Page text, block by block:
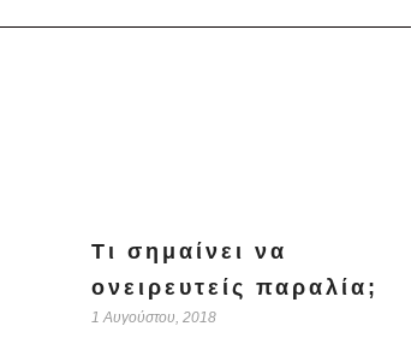
Τι σημαίνει να
ονειρευτείς παραλία;
1 Αυγούστου, 2018